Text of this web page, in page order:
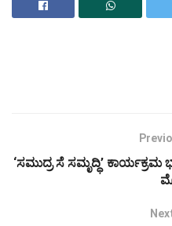
‘ಸಮುದ್ರ ಸೆ ಸಮೃದ್ಧಿ’ ಕಾರ್ಯಕ್ರಮ